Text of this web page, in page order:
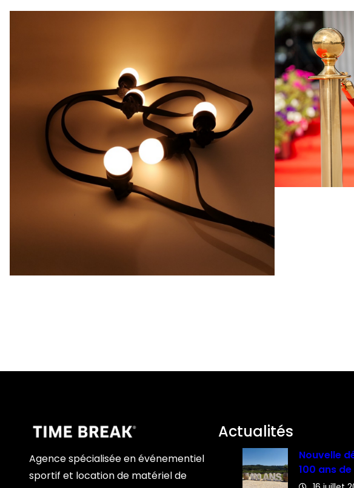
Agence spécialisée en événementiel
sportif et location de matériel de
Actualités
Nouvelle
100 ans